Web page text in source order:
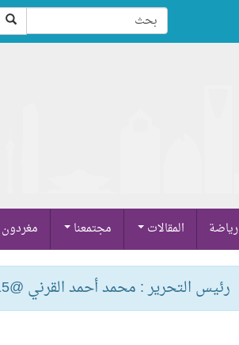
رياضة المقالات مجتمعنا مغردون
رئيس التحرير : محمد أحمد القرني @mgarni15